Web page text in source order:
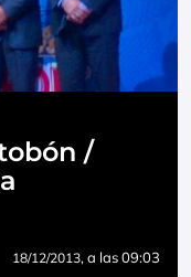
/
18/12/2013, a las 09:03